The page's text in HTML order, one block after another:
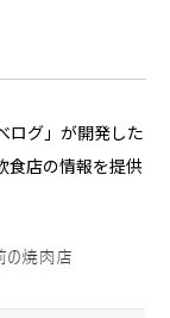
ログ」が開発した
食店の情報を提供